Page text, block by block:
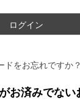
ログイン
ドをお忘れですか？
お済みでない